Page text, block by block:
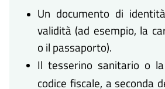
Un documento di
validità (ad esempio, la
o il passaporto).
Il tesserino sanitario o
codice fiscale, a seconda